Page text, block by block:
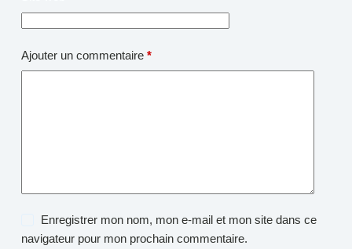
Ajouter un commentaire*
Enregistrer mon nom, mon e-mail et mon site dans ce
navigateur pour mon prochain commentaire.